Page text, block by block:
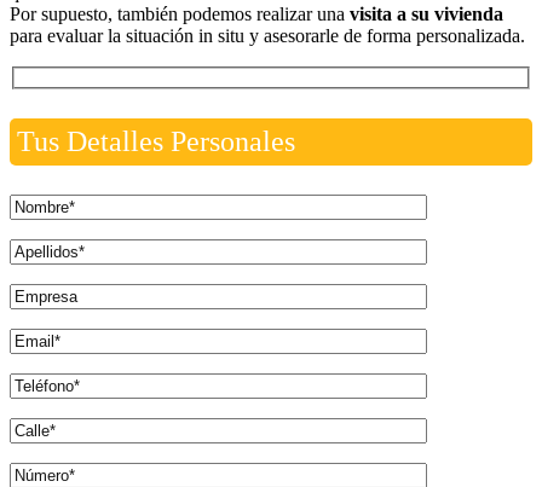
Por supuesto, también podemos realizar una visita a su vivienda
para evaluar la situación in situ y asesorarle de forma personalizada.
Tus Detalles Personales